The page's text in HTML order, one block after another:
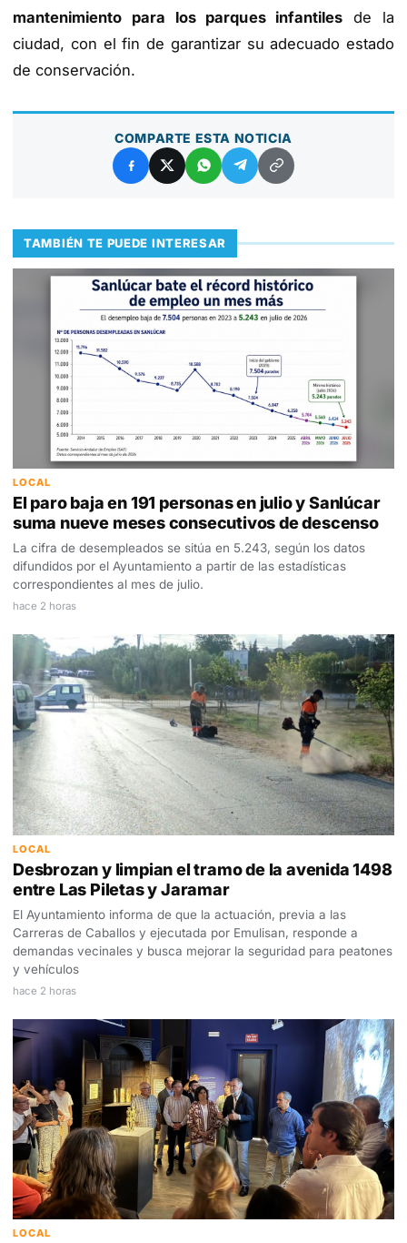
mantenimiento para los parques infantiles de la
ciudad, con el fin de garantizar su adecuado estado
de conservación.
COMPARTE ESTA NOTICIA
TAMBIÉN TE PUEDE INTERESAR
LOCAL
El paro baja en 191 personas en julio y Sanlúcar
suma nueve meses consecutivos de descenso
La cifra de desempleados se sitúa en 5.243, según los datos
difundidos por el Ayuntamiento a partir de las estadísticas
correspondientes al mes de julio.
hace 2 horas
LOCAL
Desbrozan y limpian el tramo de la avenida 1498
entre Las Piletas y Jaramar
El Ayuntamiento informa de que la actuación, previa a las
Carreras de Caballos y ejecutada por Emulisan, responde a
demandas vecinales y busca mejorar la seguridad para peatones
y vehículos
hace 2 horas
LOCAL